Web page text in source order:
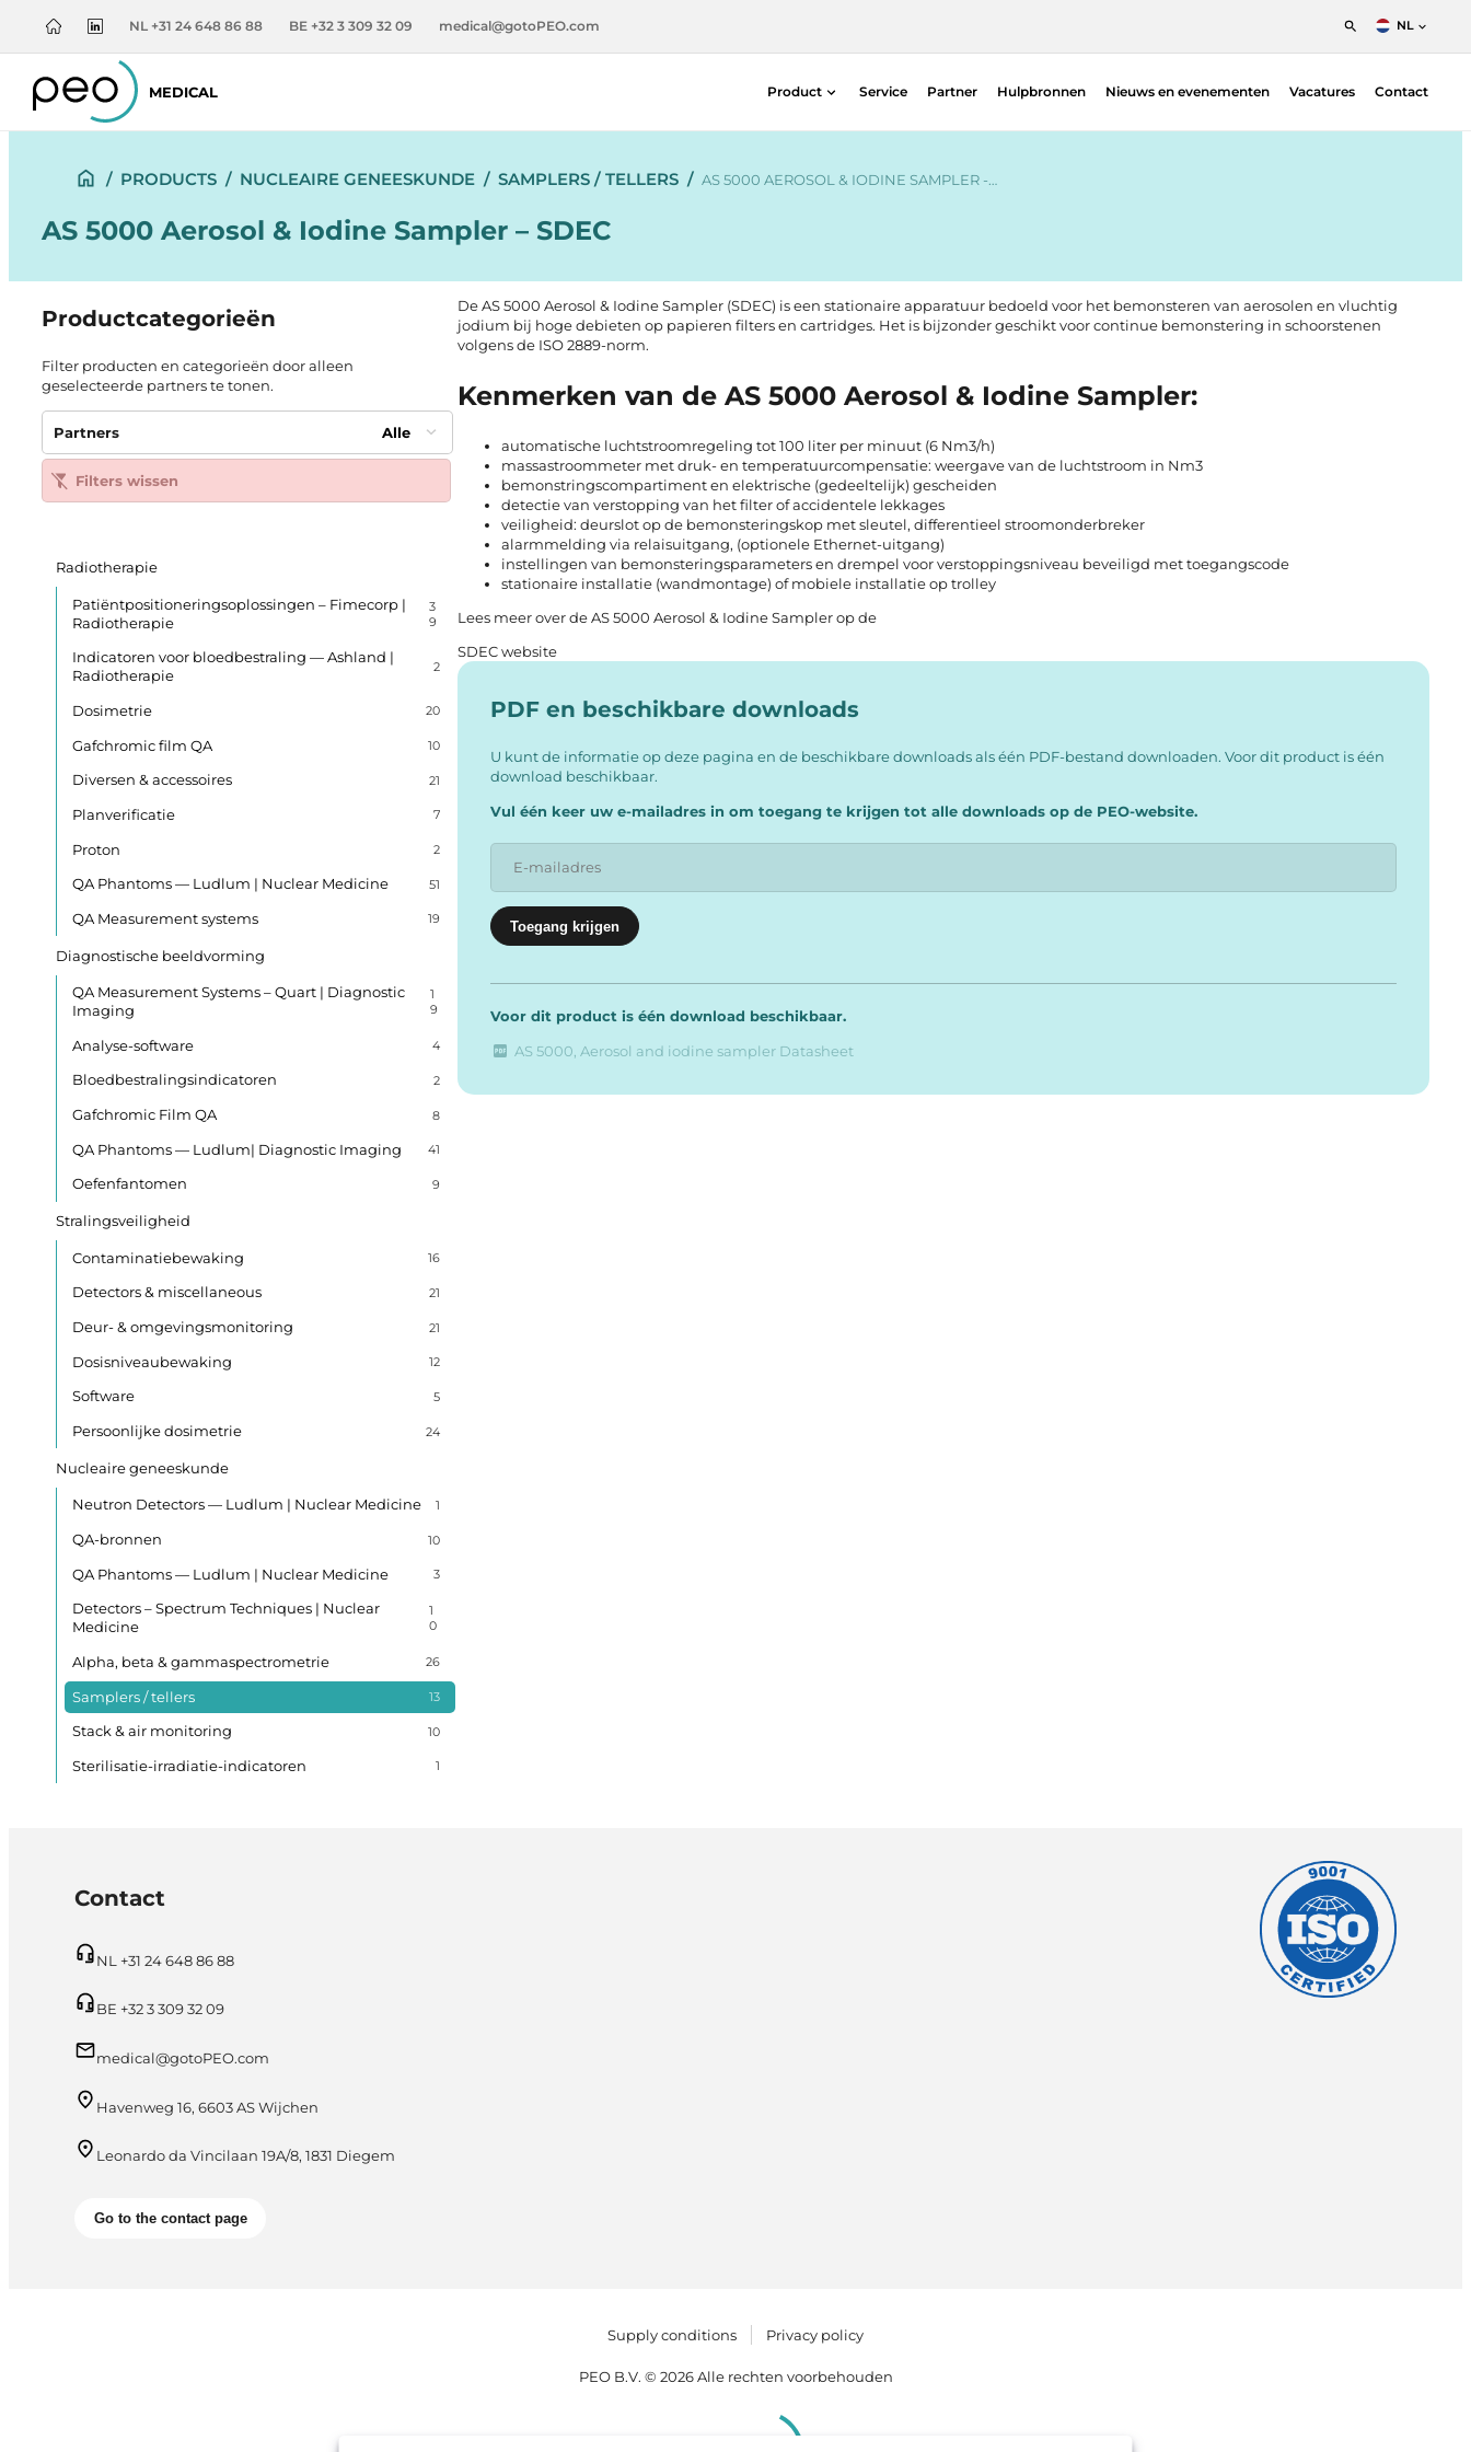
NL +31 24 648 86 88 BE +32 3 309 32 09 medical@gotoPEO.com NL
English
Nederlands
MEDICAL Product
Diagnostische beeldvorming
Gafchromic film QA
Diversen & accessoires
QA Phantoms — Ludlum | Nuclear Medicine
Service Partner Hulpbronnen Nieuws en evenementen Vacatures Contact
/ PRODUCTS / NUCLEAIRE GENEESKUNDE / SAMPLERS / TELLERS / AS 5000 AEROSOL & IODINE SAMPLER -…
AS 5000 Aerosol & Iodine Sampler – SDEC
Productcategorieën
Filter producten en categorieën door alleen
geselecteerde partners te tonen.
Partners Alle
Filters wissen
Radiotherapie
Patiëntpositioneringsoplossingen – Fimecorp |
Radiotherapie
3
9
Indicatoren voor bloedbestraling — Ashland |
Radiotherapie
2
Dosimetrie 20
Gafchromic film QA 10
Diversen & accessoires 21
Planverificatie 7
Proton 2
QA Phantoms — Ludlum | Nuclear Medicine 51
QA Measurement systems 19
Diagnostische beeldvorming
QA Measurement Systems – Quart | Diagnostic
Imaging
1
9
Analyse-software 4
Bloedbestralingsindicatoren 2
Gafchromic Film QA 8
QA Phantoms — Ludlum| Diagnostic Imaging 41
Oefenfantomen 9
Stralingsveiligheid
Contaminatiebewaking 16
Detectors & miscellaneous 21
Deur- & omgevingsmonitoring 21
Dosisniveaubewaking 12
Software 5
Persoonlijke dosimetrie 24
Nucleaire geneeskunde
Neutron Detectors — Ludlum | Nuclear Medicine 1
QA-bronnen 10
QA Phantoms — Ludlum | Nuclear Medicine 3
Detectors – Spectrum Techniques | Nuclear
Medicine
1
0
Alpha, beta & gammaspectrometrie 26
Samplers / tellers 13
Stack & air monitoring 10
Sterilisatie-irradiatie-indicatoren 1
De AS 5000 Aerosol & Iodine Sampler (SDEC) is een stationaire apparatuur bedoeld voor het bemonsteren van aerosolen en vluchtig
jodium bij hoge debieten op papieren filters en cartridges. Het is bijzonder geschikt voor continue bemonstering in schoorstenen
volgens de ISO 2889-norm.
Kenmerken van de AS 5000 Aerosol & Iodine Sampler:
automatische luchtstroomregeling tot 100 liter per minuut (6 Nm3/h)
massastroommeter met druk- en temperatuurcompensatie: weergave van de luchtstroom in Nm3
bemonstringscompartiment en elektrische (gedeeltelijk) gescheiden
detectie van verstopping van het filter of accidentele lekkages
veiligheid: deurslot op de bemonsteringskop met sleutel, differentieel stroomonderbreker
alarmmelding via relaisuitgang, (optionele Ethernet-uitgang)
instellingen van bemonsteringsparameters en drempel voor verstoppingsniveau beveiligd met toegangscode
stationaire installatie (wandmontage) of mobiele installatie op trolley
Lees meer over de AS 5000 Aerosol & Iodine Sampler op de
SDEC website
PDF en beschikbare downloads
U kunt de informatie op deze pagina en de beschikbare downloads als één PDF-bestand downloaden. Voor dit product is één
download beschikbaar.
Vul één keer uw e-mailadres in om toegang te krijgen tot alle downloads op de PEO-website.
Voor dit product is één download beschikbaar.
AS 5000, Aerosol and iodine sampler Datasheet
Contact
NL +31 24 648 86 88
BE +32 3 309 32 09
medical@gotoPEO.com
Havenweg 16, 6603 AS Wijchen
Leonardo da Vincilaan 19A/8, 1831 Diegem
Go to the contact page
Supply conditions Privacy policy
PEO B.V. © 2026 Alle rechten voorbehouden